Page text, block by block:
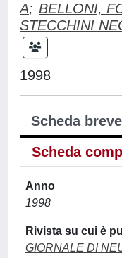
A; BELLONI,
STECCHINI
1998
Scheda breve
Scheda
Anno
1998
Rivista su cui è
GIORNALE DI